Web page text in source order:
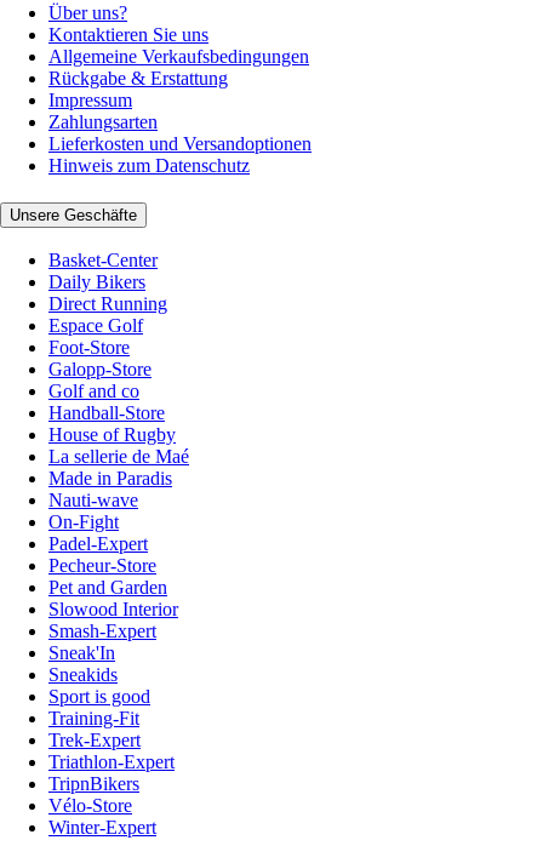
Über uns?
Kontaktieren Sie uns
Allgemeine Verkaufsbedingungen
Rückgabe & Erstattung
Impressum
Zahlungsarten
Lieferkosten und Versandoptionen
Hinweis zum Datenschutz
Unsere Geschäfte
Basket-Center
Daily Bikers
Direct Running
Espace Golf
Foot-Store
Galopp-Store
Golf and co
Handball-Store
House of Rugby
La sellerie de Maé
Made in Paradis
Nauti-wave
On-Fight
Padel-Expert
Pecheur-Store
Pet and Garden
Slowood Interior
Smash-Expert
Sneak'In
Sneakids
Sport is good
Training-Fit
Trek-Expert
Triathlon-Expert
TripnBikers
Vélo-Store
Winter-Expert